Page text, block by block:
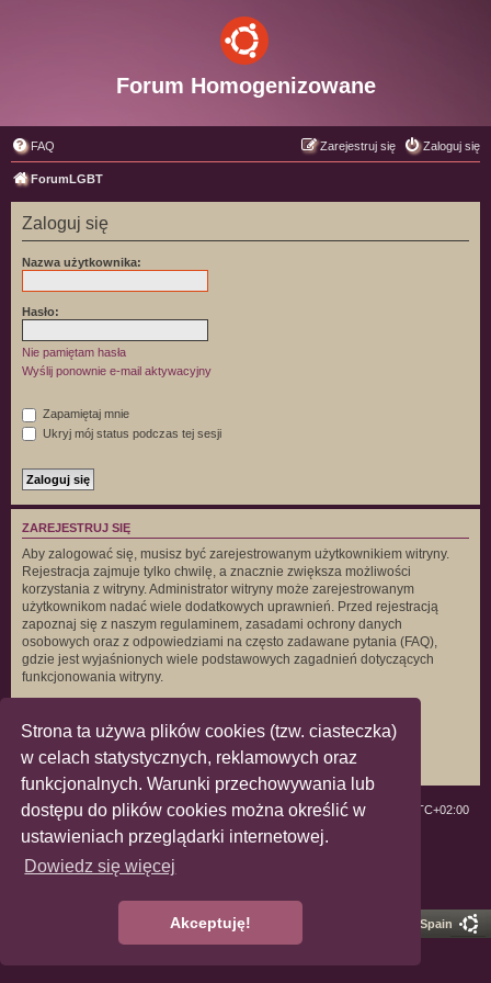
Strona ta używa plików cookies (tzw. ciasteczka)
w celach statystycznych, reklamowych oraz
funkcjonalnych. Warunki przechowywania lub
dostępu do plików cookies można określić w
ustawieniach przeglądarki internetowej.
Dowiedz się więcej
Akceptuję!
Forum Homogenizowane
FAQ Zaloguj się
Zarejestruj się
ForumLGBT
Zaloguj się
Nazwa użytkownika:
Hasło:
Nie pamiętam hasła
Wyślij ponownie e-mail aktywacyjny
Zapamiętaj mnie
Ukryj mój status podczas tej sesji
ZAREJESTRUJ SIĘ
Aby zalogować się, musisz być zarejestrowanym użytkownikiem witryny.
Rejestracja zajmuje tylko chwilę, a znacznie zwiększa możliwości
korzystania z witryny. Administrator witryny może zarejestrowanym
użytkownikom nadać wiele dodatkowych uprawnień. Przed rejestracją
zapoznaj się z naszym regulaminem, zasadami ochrony danych
osobowych oraz z odpowiedziami na często zadawane pytania (FAQ),
gdzie jest wyjaśnionych wiele podstawowych zagadnień dotyczących
funkcjonowania witryny.
Zarejestruj się
ForumLGBT Strefa czasowa UTC+02:00
Technologię dostarcza
® Forum Software © phpBB Limited
Polski pakiet językowy dostarcza
Pro Ubuntu Lucid Style phpBB Spain